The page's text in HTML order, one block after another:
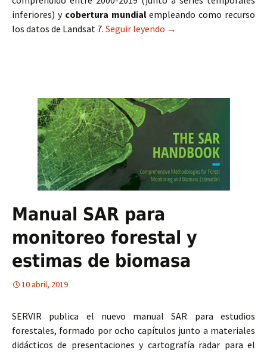
inferiores) y cobertura mundialempleando como recurso
los datos de Landsat 7. Seguir leyendo Análisis de pérdidas de
→
Manual SAR para
monitoreo forestal y
estimas de biomasa
10 abril, 2019
SERVIR publica el nuevo manual SAR para estudios
forestales, formado por ocho capítulos junto a materiales
didácticos de presentaciones y cartografía radar para el